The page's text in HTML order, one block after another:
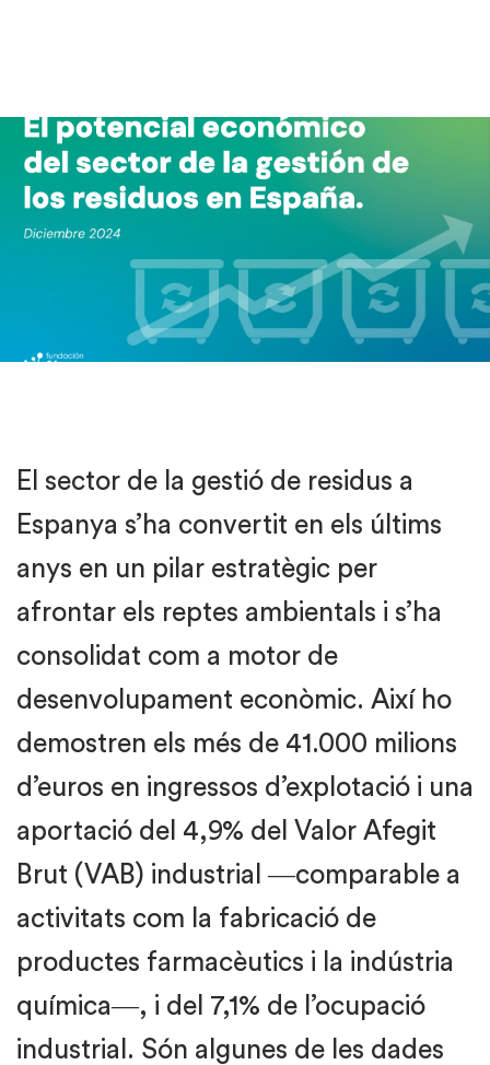
El sector de la gestió de residus a
Espanya s’ha convertit en els últims
anys en un pilar estratègic per
afrontar els reptes ambientals i s’ha
consolidat com a motor de
desenvolupament econòmic. Així ho
demostren els més de 41.000 milions
d’euros en ingressos d’explotació i una
aportació del 4,9% del Valor Afegit
Brut (VAB) industrial ―comparable a
activitats com la fabricació de
productes farmacèutics i la indústria
química―, i del 7,1% de l’ocupació
industrial. Són algunes de les dades